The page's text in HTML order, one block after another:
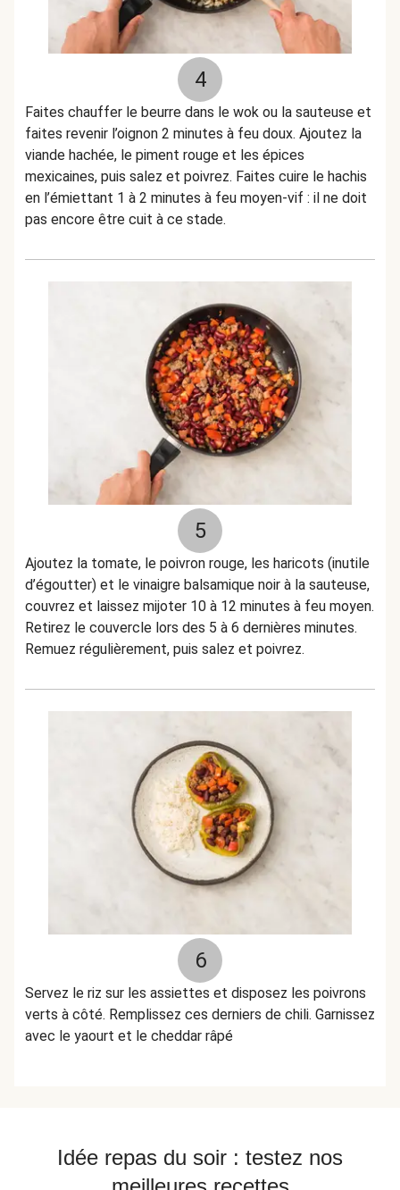
4
Faites chauffer le beurre dans le wok ou la sauteuse et
faites revenir l’oignon 2 minutes à feu doux. Ajoutez la
viande hachée, le piment rouge et les épices
mexicaines, puis salez et poivrez. Faites cuire le hachis
en l’émiettant 1 à 2 minutes à feu moyen-vif : il ne doit
pas encore être cuit à ce stade.
5
Ajoutez la tomate, le poivron rouge, les haricots (inutile
d’égoutter) et le vinaigre balsamique noir à la sauteuse,
couvrez et laissez mijoter 10 à 12 minutes à feu moyen.
Retirez le couvercle lors des 5 à 6 dernières minutes.
Remuez régulièrement, puis salez et poivrez.
6
Servez le riz sur les assiettes et disposez les poivrons
verts à côté. Remplissez ces derniers de chili. Garnissez
avec le yaourt et le cheddar râpé
Idée repas du soir : testez nos